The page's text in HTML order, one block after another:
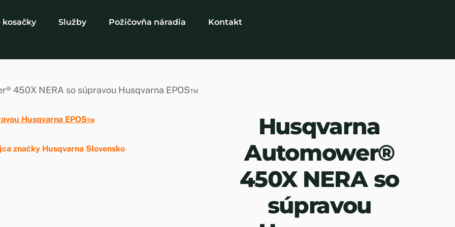
kosačky Služby Požičovňa náradia Kontakt
450X NERA so súpravou Husqvarna EPOS™
značky Husqvarna Slovensko
Husqvarna
Automower®
450X NERA so
súpravou